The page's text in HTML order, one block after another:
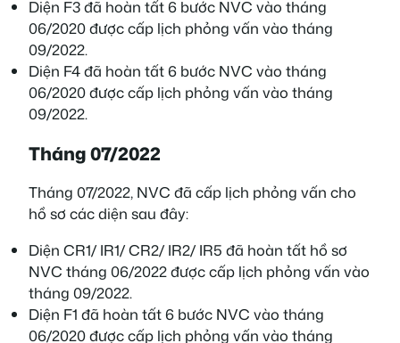
Diện F3 đã hoàn tất 6 bước NVC vào tháng
06/2020 được cấp lịch phỏng vấn vào tháng
09/2022.
Diện F4 đã hoàn tất 6 bước NVC vào tháng
06/2020 được cấp lịch phỏng vấn vào tháng
09/2022.
Tháng 07/2022
Tháng 07/2022, NVC đã cấp lịch phỏng vấn cho
hồ sơ các diện sau đây:
Diện CR1/ IR1/ CR2/ IR2/ IR5 đã hoàn tất hồ sơ
NVC tháng 06/2022 được cấp lịch phỏng vấn vào
tháng 09/2022.
Diện F1 đã hoàn tất 6 bước NVC vào tháng
06/2020 được cấp lịch phỏng vấn vào tháng